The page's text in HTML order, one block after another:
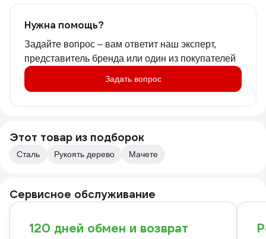
есть, или его
что...второй
надежде на
вашим
устраивало,
немного
Нужна помощь?
Задайте вопрос – вам ответит наш эксперт,
представитель бренда или один из покупателей
Задать вопрос
Этот товар из подборок
Сталь Рукоять дерево Мачете
Сервисное обслуживание
120 дней обмен и возврат